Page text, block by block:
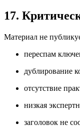
17.
Материал не
переспам
дублирование
отсутствие
низкая
заголовок не